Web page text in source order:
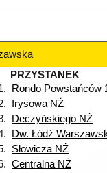
PRZYSTANEK
Rondo Powstańców
Irysowa NŻ
Deczyńskiego NŻ
Dw. Łódź
Słowicza NŻ
Centralna NŻ